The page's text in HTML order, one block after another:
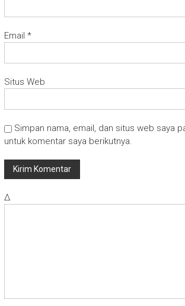
Email *
Situs Web
Simpan nama, email, dan situs web saya
untuk komentar saya berikutnya.
Δ